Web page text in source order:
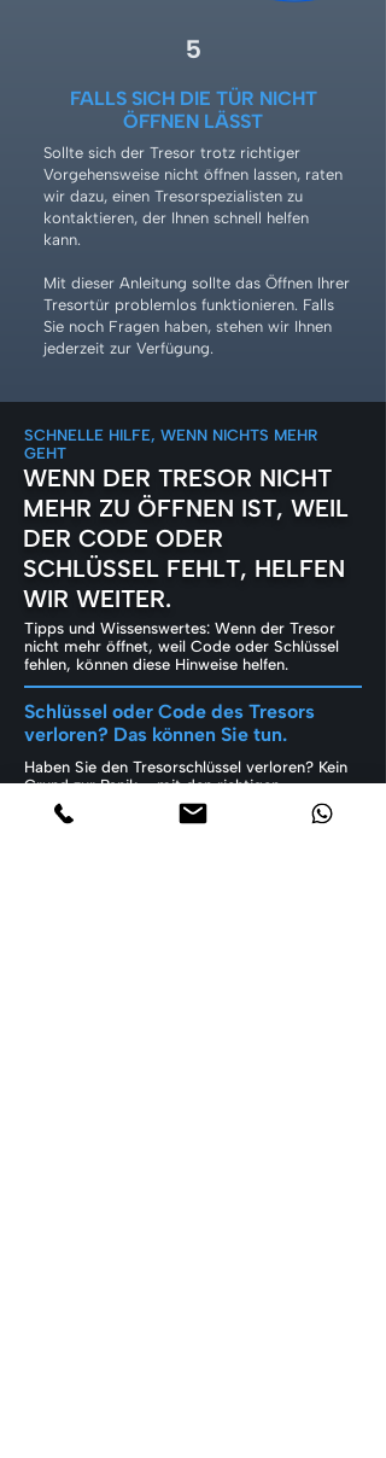
5
FALLS SICH DIE TÜR NICHT
ÖFFNEN LÄSST
Sollte sich der Tresor trotz richtiger
Vorgehensweise nicht öffnen lassen, raten
wir dazu, einen Tresorspezialisten zu
kontaktieren, der Ihnen schnell helfen
kann.
Mit dieser Anleitung sollte das Öffnen Ihrer
Tresortür problemlos funktionieren. Falls
Sie noch Fragen haben, stehen wir Ihnen
jederzeit zur Verfügung.
SCHNELLE HILFE, WENN NICHTS MEHR
GEHT
WENN DER TRESOR NICHT
MEHR ZU ÖFFNEN IST, WEIL
DER CODE ODER
SCHLÜSSEL FEHLT, HELFEN
WIR WEITER.
Tipps und Wissenswertes: Wenn der Tresor
nicht mehr öffnet, weil Code oder Schlüssel
fehlen, können diese Hinweise helfen.
Schlüssel oder Code des Tresors
verloren? Das können Sie tun.
Haben Sie den Tresorschlüssel verloren? Kein
Grund zur Panik – mit den richtigen
Maßnahmen können Sie das Problem sicher
und schnell beheben. Lesen Sie hier weiter: